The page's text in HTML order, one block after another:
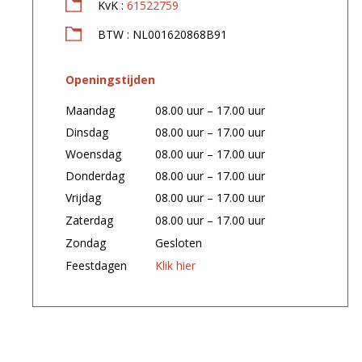
KvK :61522759
BTW : NL001620868B91
Openingstijden
Maandag
08.00 uur – 17.00 uur
Dinsdag
08.00 uur – 17.00 uur
Woensdag
08.00 uur – 17.00 uur
Donderdag
08.00 uur – 17.00 uur
Vrijdag
08.00 uur – 17.00 uur
Zaterdag
08.00 uur – 17.00 uur
Zondag
Gesloten
Feestdagen
Klik hier